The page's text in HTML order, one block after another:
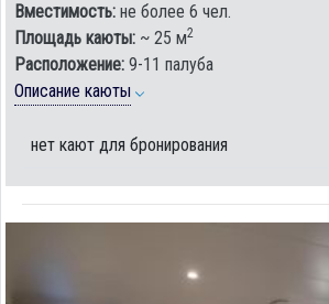
Вместимость: не более 6 чел.
Площадь каюты: ~ 25 м2
Расположение: 9-11 палуба
Описание каюты
нет кают для бронирования